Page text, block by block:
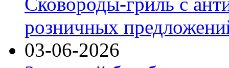
розничных
03-06-2026